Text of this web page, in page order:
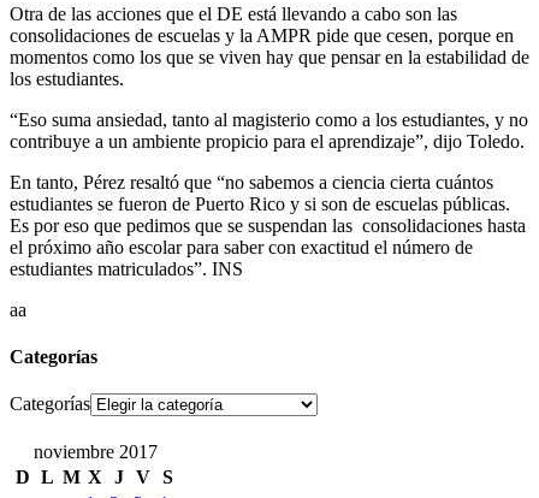
Otra de las acciones que el DE está llevando a cabo son las
consolidaciones de escuelas y la AMPR pide que cesen, porque en
momentos como los que se viven hay que pensar en la estabilidad de
los estudiantes.
“Eso suma ansiedad, tanto al magisterio como a los estudiantes, y no
contribuye a un ambiente propicio para el aprendizaje”, dijo Toledo.
En tanto, Pérez resaltó que “no sabemos a ciencia cierta cuántos
estudiantes se fueron de Puerto Rico y si son de escuelas públicas.
Es por eso que pedimos que se suspendan las consolidaciones hasta
el próximo año escolar para saber con exactitud el número de
estudiantes matriculados”. INS
aa
Categorías
Categorías
noviembre 2017
D L M X J V S